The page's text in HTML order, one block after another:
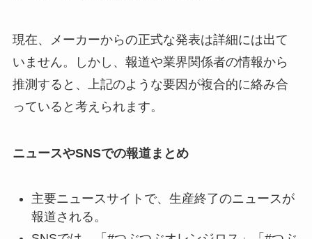
現在、メーカーからの正式な発表は詳細には出て
いません。しかし、報道や業界関係者の情報から
推測すると、上記のような要因が複合的に絡み合
っていると考えられます。
ニュースやSNSでの報道まとめ
主要ニュースサイトで、生産終了のニュースが
報道される。